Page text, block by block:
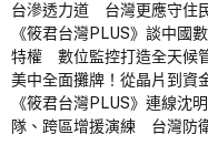
台滲透力道 台灣更應守住
《筱君台灣PLUS》談中
特權 數位監控打造全天候
美中全面攤牌！從晶片到
《筱君台灣PLUS》連線
隊、跨區增援演練 台灣防